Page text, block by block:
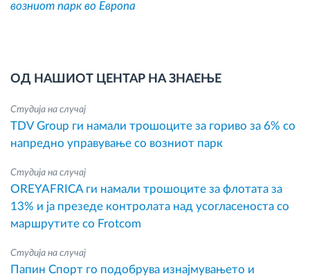
возниот парк во Европа
ОД НАШИОТ ЦЕНТАР НА ЗНАЕЊЕ
Студија на случај
TDV Group ги намали трошоците за гориво за 6% со
напредно управување со возниот парк
Студија на случај
OREYAFRICA ги намали трошоците за флотата за
13% и ја презеде контролата над усогласеноста со
маршрутите со Frotcom
Студија на случај
Папин Спорт го подобрува изнајмувањето и